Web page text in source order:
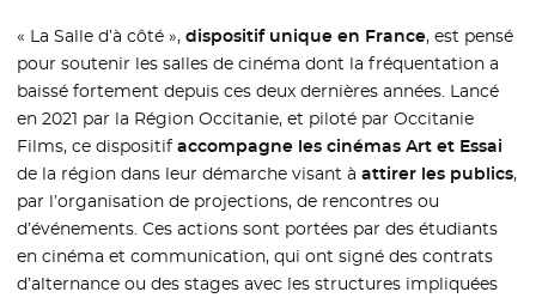
« La Salle d’à côté »,dispositif unique en France, est pensé
pour soutenir les salles de cinéma dont la fréquentation a
baissé fortement depuis ces deux dernières années. Lancé
en 2021 par la Région Occitanie, et piloté par Occitanie
Films, ce dispositifaccompagne les cinémas Art et Essai
de la région dans leur démarche visant àattirer les publics,
par l’organisation de projections, de rencontres ou
d’événements. Ces actions sont portées par des étudiants
en cinéma et communication, qui ont signé des contrats
d’alternance ou des stages avec les structures impliquées